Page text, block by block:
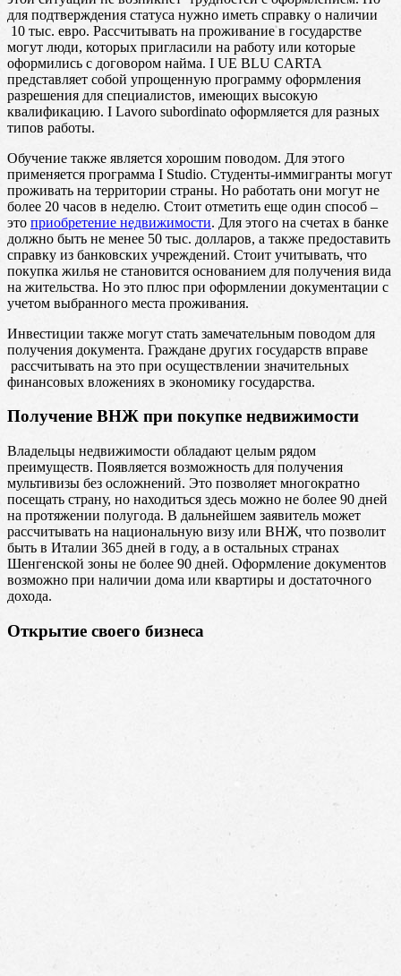
для подтверждения статуса нужно иметь справку о наличии
10 тыс. евро. Рассчитывать на проживание в государстве
могут люди, которых пригласили на работу или которые
оформились с договором найма. I UE BLU CARTA
представляет собой упрощенную программу оформления
разрешения для специалистов, имеющих высокую
квалификацию. I Lavoro subordinato оформляется для разных
типов работы.
Обучение также является хорошим поводом. Для этого
применяется программа I Studio. Студенты-иммигранты могут
проживать на территории страны. Но работать они могут не
более 20 часов в неделю. Стоит отметить еще один способ –
это приобретение недвижимости. Для этого на счетах в банке
должно быть не менее 50 тыс. долларов, а также предоставить
справку из банковских учреждений. Стоит учитывать, что
покупка жилья не становится основанием для получения вида
на жительства. Но это плюс при оформлении документации с
учетом выбранного места проживания.
Инвестиции также могут стать замечательным поводом для
получения документа. Граждане других государств вправе
рассчитывать на это при осуществлении значительных
финансовых вложениях в экономику государства.
Получение ВНЖ при покупке недвижимости
Владельцы недвижимости обладают целым рядом
преимуществ. Появляется возможность для получения
мультивизы без осложнений. Это позволяет многократно
посещать страну, но находиться здесь можно не более 90 дней
на протяжении полугода. В дальнейшем заявитель может
рассчитывать на национальную визу или ВНЖ, что позволит
быть в Италии 365 дней в году, а в остальных странах
Шенгенской зоны не более 90 дней. Оформление документов
возможно при наличии дома или квартиры и достаточного
дохода.
Открытие своего бизнеса